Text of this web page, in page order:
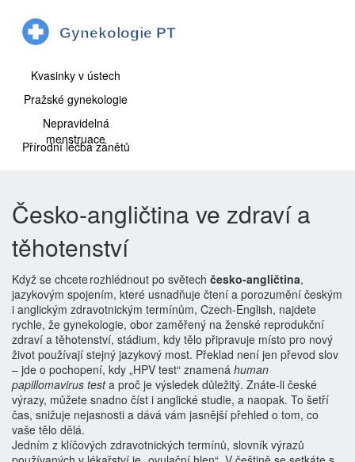
Kvasinky v ústech
Pražské gynekologie
Nepravidelná
menstruace
Přírodní léčba zánětů
Česko‑angličtina ve zdraví a
těhotenství
Když se chcete rozhlédnout po světech česko‑angličtina,
jazykovým spojením, které usnadňuje čtení a porozumění českým
i anglickým zdravotnickým termínům, Czech‑English, najdete
rychle, že gynekologie, obor zaměřený na ženské reprodukční
zdraví a těhotenství, stádium, kdy tělo připravuje místo pro nový
život používají stejný jazykový most. Překlad není jen převod slov
– jde o pochopení, kdy „HPV test“ znamená human
papillomavirus testa proč je výsledek důležitý. Znáte-li české
výrazy, můžete snadno číst i anglické studie, a naopak. To šetří
čas, snižuje nejasnosti a dává vám jasnější přehled o tom, co
vaše tělo dělá.
Jedním z klíčových zdravotnických termínů, slovník výrazů